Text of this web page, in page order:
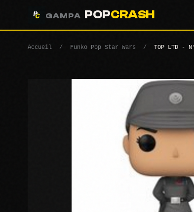
GAMPA POPCRASH
Accueil / Funko Pop Star Wars / TOP LTD -